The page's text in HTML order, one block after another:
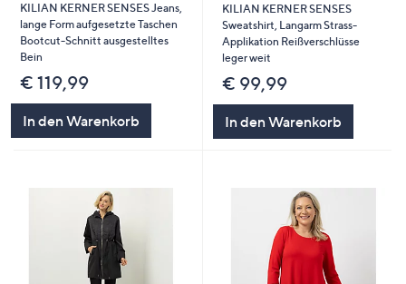
KILIAN KERNER SENSES Jeans,
lange Form aufgesetzte Taschen
Bootcut-Schnitt ausgestelltes
Bein
€ 119,99
In den Warenkorb
KILIAN KERNER SENSES
Sweatshirt, Langarm Strass-
Applikation Reißverschlüsse
leger weit
€ 99,99
In den Warenkorb